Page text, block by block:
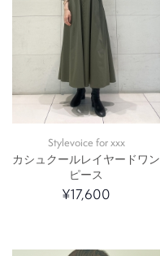
Stylevoice for xxx
カシュクールレイヤードワン
ピース
¥17,600